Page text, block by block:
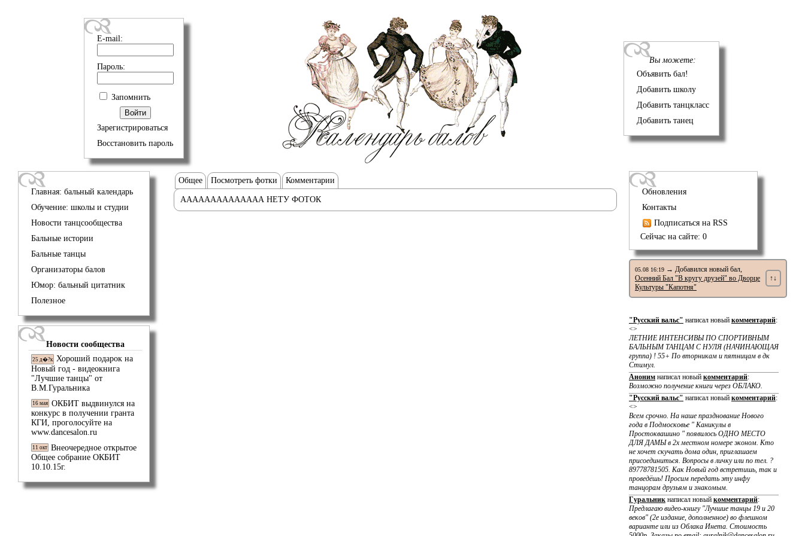
E-mail:
Пароль:
Запомнить
Зарегистрироваться
Восстановить пароль
Вы можете:
Объявить бал!
Добавить школу
Добавить танцкласс
Добавить танец
Главная: бальный календарь
Обучение: школы и студии
Новости танцсообщества
Бальные истории
Бальные танцы
Организаторы балов
Юмор: бальный цитатник
Полезное
Новости сообщества
25 д�?к Хороший подарок на
Новый год - видеокнига
"Лучшие танцы" от
В.М.Гуральника
16 мая ОКБИТ выдвинулся на
конкурс в получении гранта
КГИ, проголосуйте на
www.dancesalon.ru
11 окт Внеочередное открытое
Общее собрание ОКБИТ
10.10.15г.
Общее Посмотреть фотки Комментарии
АААААААААААААА НЕТУ ФОТОК
Обновления
Контакты
Подписаться на RSS
Сейчас на сайте: 0
05.08 16:19 → Добавился новый бал,
Осенний Бал "В кругу друзей" во Дворце
Культуры "Капотня"
↑↓
"Русский вальс" написал новый комментарий:
<>
ЛЕТНИЕ ИНТЕНСИВЫ ПО CПОРТИВНЫМ
БАЛЬНЫМ ТАНЦАМ С НУЛЯ (НАЧИНАЮЩАЯ
группа) ! 55+ По вторникам и пятницам в дк
Стимул.
Аноним написал новый комментарий:
Возможно получение книги через ОБЛАКО.
"Русский вальс" написал новый комментарий:
<>
Всем срочно. На наше празднование Нового
года в Подмосковье " Каникулы в
Простоквашино " появилось ОДНО МЕСТО
ДЛЯ ДАМЫ в 2х местном номере эконом. Кто
не хочет скучать дома один, приглашаем
присоединиться. Вопросы в личку или по тел. ?
89778781505. Как Новый год встретишь, так и
проведёшь! Просим передать эту инфу
танцорам друзьям и знакомым.
Гуральник написал новый комментарий:
Предлагаю видео-книгу "Лучшие танцы 19 и 20
веков" (2е издание, дополненное) во флешном
варианте или из Облака Инета. Стоимость